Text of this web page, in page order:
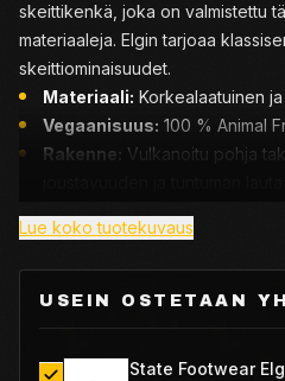
skeittikenkä, joka on valmistettu
materiaaleja. Elgin tarjoaa
skeittiominaisuudet.
Materiaali: Korkealaatuinen
Vegaanisuus: 100 % Animal
Rakenne: Vulkanoitu pohja
lisää kengän käyttöikää.
Vaimennus:Irrotettava ja
pohjallinen.
Lue koko tuotekuvaus
USEIN OSTETAAN
State Footwear